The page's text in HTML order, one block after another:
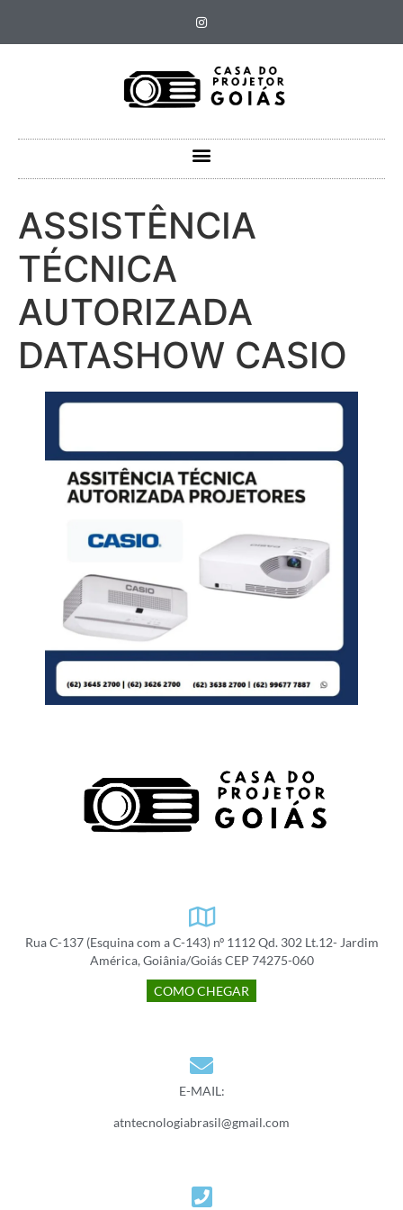
ASSISTÊNCIA
TÉCNICA
AUTORIZADA
DATASHOW CASIO
Rua C-137 (Esquina com a C-143) nº 1112 Qd. 302 Lt.12- Jardim
América, Goiânia/Goiás CEP 74275-060
COMO CHEGAR
E-MAIL:
atntecnologiabrasil@gmail.com